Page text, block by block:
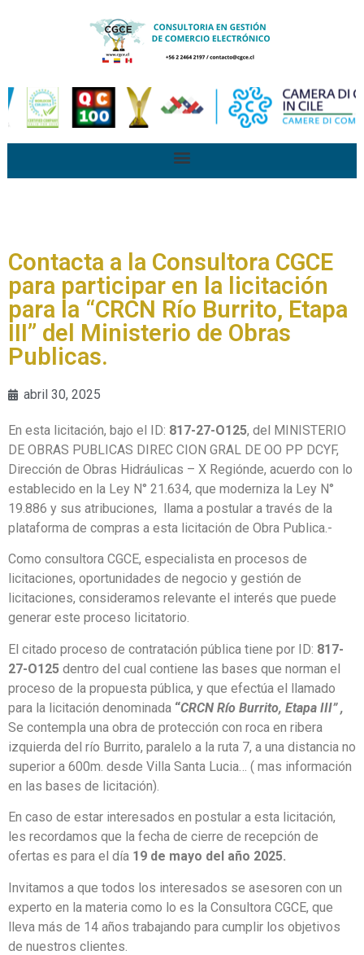
Contacta a la Consultora CGCE
para participar en la licitación
para la “CRCN Río Burrito, Etapa
III” del Ministerio de Obras
Publicas.
abril 30, 2025
En esta licitación, bajo el ID: 817-27-O125, del MINISTERIO
DE OBRAS PUBLICAS DIREC CION GRAL DE OO PP DCYF,
Dirección de Obras Hidráulicas – X Regiónde, acuerdo con lo
establecido en la Ley N° 21.634, que moderniza la Ley N°
19.886 y sus atribuciones, llama a postular a través de la
plataforma de compras a esta licitación de Obra Publica.-
Como consultora CGCE, especialista en procesos de
licitaciones, oportunidades de negocio y gestión de
licitaciones, consideramos relevante el interés que puede
generar este proceso licitatorio.
El citado proceso de contratación pública tiene por ID: 817-
27-O125 dentro del cual contiene las bases que norman el
proceso de la propuesta pública, y que efectúa el llamado
para la licitación denominada “CRCN Río Burrito, Etapa III” ,
Se contempla una obra de protección con roca en ribera
izquierda del río Burrito, paralelo a la ruta 7, a una distancia no
superior a 600m. desde Villa Santa Lucia… ( mas información
en las bases de licitación).
En caso de estar interesados en postular a esta licitación,
les recordamos que la fecha de cierre de recepción de
ofertas es para el día 19 de mayo del año 2025.
Invitamos a que todos los interesados se asesoren con un
experto en la materia como lo es la Consultora CGCE, que
lleva más de 14 años trabajando para cumplir los objetivos
de nuestros clientes.